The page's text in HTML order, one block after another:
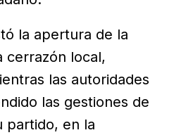
la apertura de la
cerrazón local,
las autoridades
las gestiones de
partido, en la